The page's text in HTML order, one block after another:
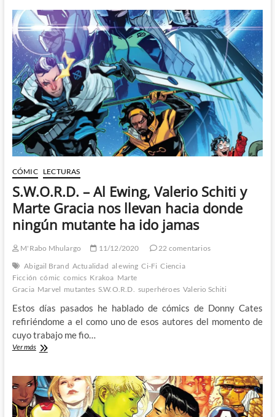
Wandavision
y
estas
son
las
10
cosas
que
espero
encontrarme
en
ella
CÓMIC LECTURAS
S.W.O.R.D. – Al Ewing, Valerio Schiti y
Marte Gracia nos llevan hacia donde
ningún mutante ha ido jamas
M'Rabo Mhulargo 11/12/2020
22 comentarios
Abigail Brand Actualidad al ewing Ci-Fi Ciencia
Ficción cómic comics Krakoa Marte
Gracia Marvel mutantes S.W.O.R.D. superhéroes Valerio Schiti
Estos días pasados he hablado de cómics de Donny Cates
refiriéndome a el como uno de esos autores del momento de
cuyo trabajo me fio…
Ver másS.W.O.R.D.
Ewing,
Valerio
Schiti
y